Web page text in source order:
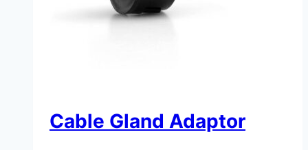
Cable Gland Adaptor